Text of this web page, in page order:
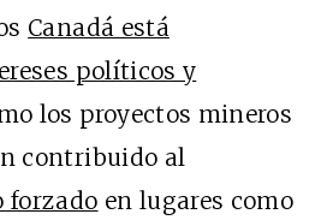
Canadá está
políticos y
los proyectos mineros
contribuido al
forzado en lugares como